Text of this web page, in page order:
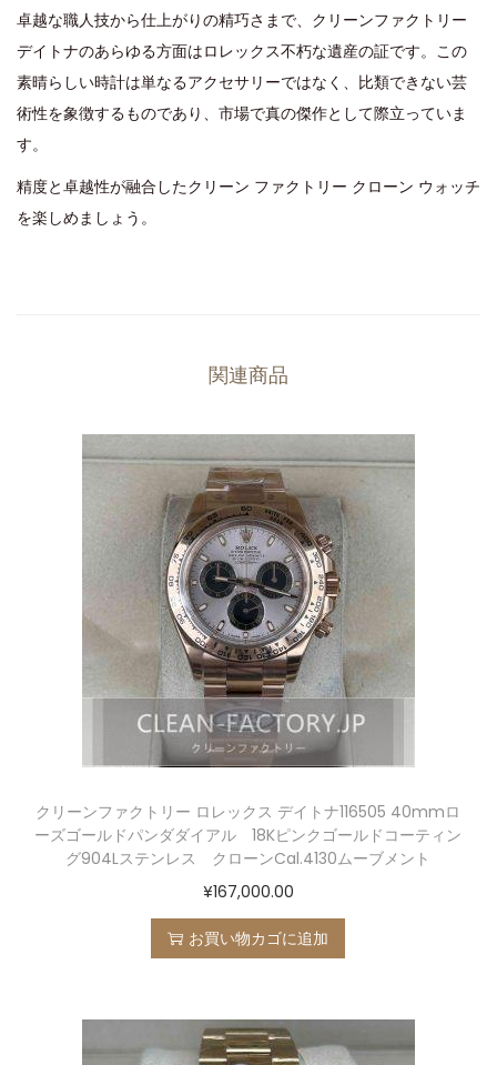
卓越な職人技から仕上がりの精巧さまで、クリーンファクトリー
デイトナのあらゆる方面はロレックス不朽な遺産の証です。この
素晴らしい時計は単なるアクセサリーではなく、比類できない芸
術性を象徴するものであり、市場で真の傑作として際立っていま
す。
精度と卓越性が融合したクリーン ファクトリー クローン ウォッチ
を楽しめましょう。
関連商品
クリーンファクトリー ロレックス デイトナ116505 40mmロ
ーズゴールドパンダダイアル 18Kピンクゴールドコーティン
グ904Lステンレス クローンCal.4130ムーブメント
¥167,000.00
お買い物カゴに追加